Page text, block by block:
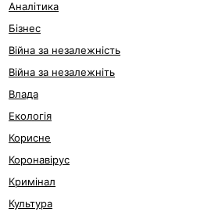
Аналітика
Бізнес
Війна за незалежність
Війна за незалежніть
Влада
Екологія
Корисне
Коронавірус
Кримінал
Культура